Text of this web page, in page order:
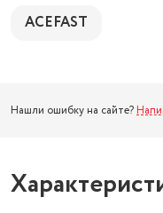
ACEFAST
Нашли ошибку на сайте?